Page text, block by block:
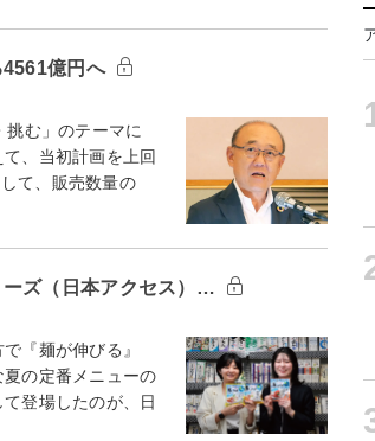
億円へ
む」のテーマに
、当初計画を上回
て、販売数量の
ズ（日本アクセス）…
『麺が伸びる』
の定番メニューの
登場したのが、日